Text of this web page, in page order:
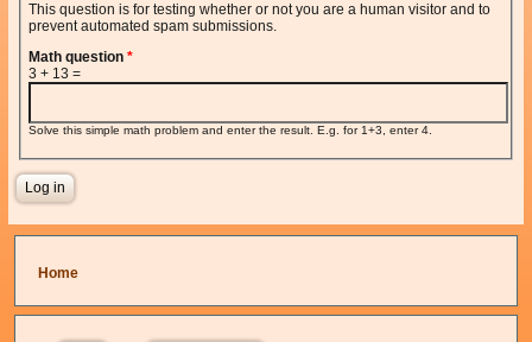
This question is for testing whether or not you are a human visitor and to
prevent automated spam submissions.
Math question*
3 + 13 =
Solve this simple math problem and enter the result. E.g. for 1+3, enter 4.
You are here
Home